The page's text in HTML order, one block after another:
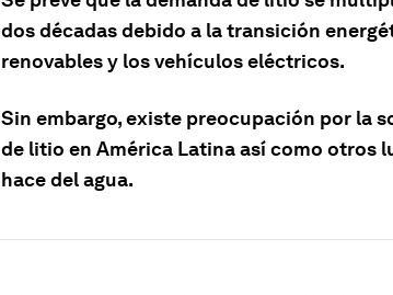
dos décadas debido a la transición
renovables y los vehículos eléctricos.
Sin embargo, existe preocupación por la
de litio en América Latina así como otros
hace del agua.